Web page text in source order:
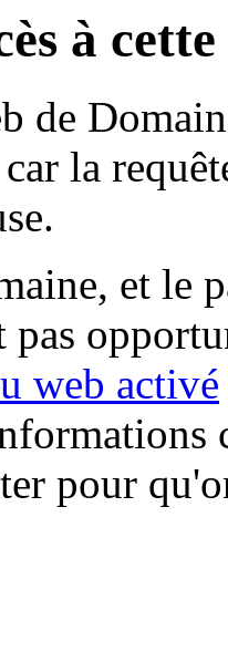
à
de
la
et le
pas
web activé
pour